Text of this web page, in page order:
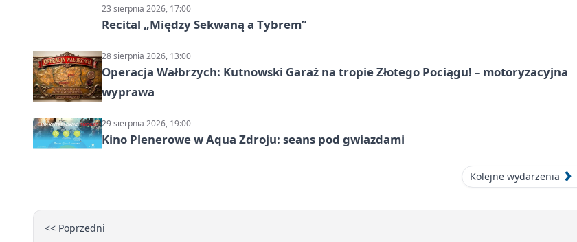
23 sierpnia 2026, 17:00
Recital „Między Sekwaną a Tybrem”
28 sierpnia 2026, 13:00
Operacja Wałbrzych: Kutnowski Garaż na tropie Złotego Pociągu! – motoryzacyjna
wyprawa
29 sierpnia 2026, 19:00
Kino Plenerowe w Aqua Zdroju: seans pod gwiazdami
Kolejne wydarzenia
<< Poprzedni